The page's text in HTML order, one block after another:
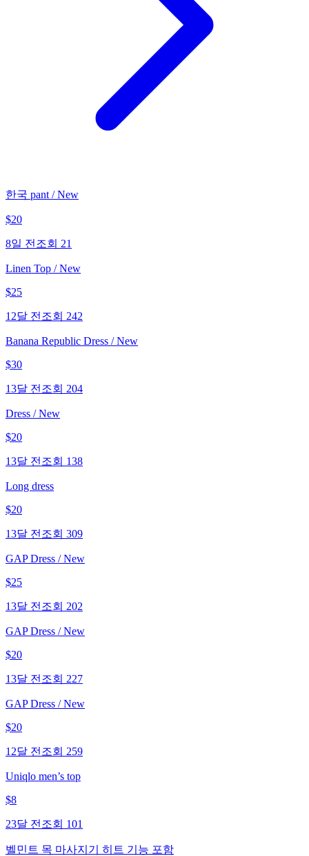
한국 pant / New
$20
8일 전 조회 21
Linen Top / New
$25
12달 전 조회 242
Banana Republic Dress / New
$30
13달 전 조회 204
Dress / New
$20
13달 전 조회 138
Long dress
$20
13달 전 조회 309
GAP Dress / New
$25
13달 전 조회 202
GAP Dress / New
$20
13달 전 조회 227
GAP Dress / New
$20
12달 전 조회 259
Uniqlo men’s top
$8
23달 전 조회 101
벨민트 목 마사지기 히트 기능 포함